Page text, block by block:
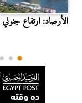
الأرصاد: ارتفاع جنوني في